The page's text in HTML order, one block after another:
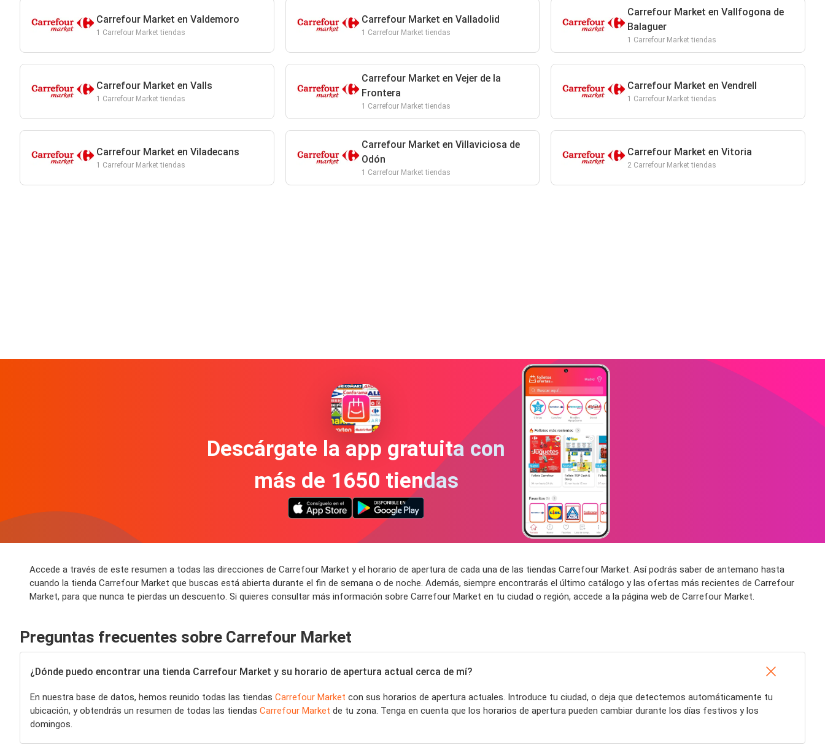
Carrefour Market en Valdemoro
1 Carrefour Market tiendas
Carrefour Market en Valladolid
1 Carrefour Market tiendas
Carrefour Market en Vallfogona de
Balaguer
1 Carrefour Market tiendas
Carrefour Market en Valls
1 Carrefour Market tiendas
Carrefour Market en Vejer de la
Frontera
1 Carrefour Market tiendas
Carrefour Market en Vendrell
1 Carrefour Market tiendas
Carrefour Market en Viladecans
1 Carrefour Market tiendas
Carrefour Market en Villaviciosa de
Odón
1 Carrefour Market tiendas
Carrefour Market en Vitoria
2 Carrefour Market tiendas
Descárgate la app gratuita con
más de 1650 tiendas
Accede a través de este resumen a todas las direcciones de Carrefour Market y el horario de apertura de cada una de las tiendas Carrefour Market. Así podrás saber de antemano hasta
cuando la tienda Carrefour Market que buscas está abierta durante el fin de semana o de noche. Además, siempre encontrarás el último catálogo y las ofertas más recientes de Carrefour
Market, para que nunca te pierdas un descuento. Si quieres consultar más información sobre Carrefour Market en tu ciudad o región, accede a la página web de Carrefour Market.
Preguntas frecuentes sobre Carrefour Market
¿Dónde puedo encontrar una tienda Carrefour Market y su horario de apertura actual cerca de mí?
En nuestra base de datos, hemos reunido todas las tiendas Carrefour Market con sus horarios de apertura actuales. Introduce tu ciudad, o deja que detectemos automáticamente tu
ubicación, y obtendrás un resumen de todas las tiendas Carrefour Market de tu zona. Tenga en cuenta que los horarios de apertura pueden cambiar durante los días festivos y los
domingos.